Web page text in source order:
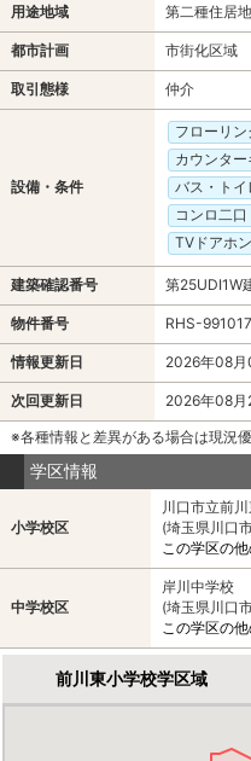
用途地域 第二種住居
都市計画 市街化区域
取引態様 仲介
設備・条件
フローリン
カウンタ
バス・トイ
コンロ二口
TVドアホン
建築確認番号 第25UDI1W
物件番号 RHS-
情報更新日 2026年08月
次回更新日
2026年08月
※各種情報と差異がある場合は現況
学区情報
小学校区
川口市立前
(埼玉県川口
この学区の
中学校区
岸川中学校
(埼玉県川口
この学区の
前川東小学校学区域